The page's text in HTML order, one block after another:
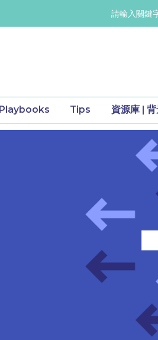
請輸入關鍵
Playbooks Tips 資源庫 |